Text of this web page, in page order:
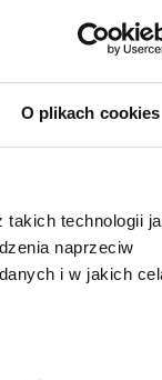
O plikach cookies
takich technologii
naprzeciw
i w jakich
→